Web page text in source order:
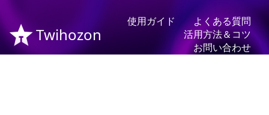
Twihozon
使用ガイド
よくある質問
活用方法＆コツ
お問い合わせ